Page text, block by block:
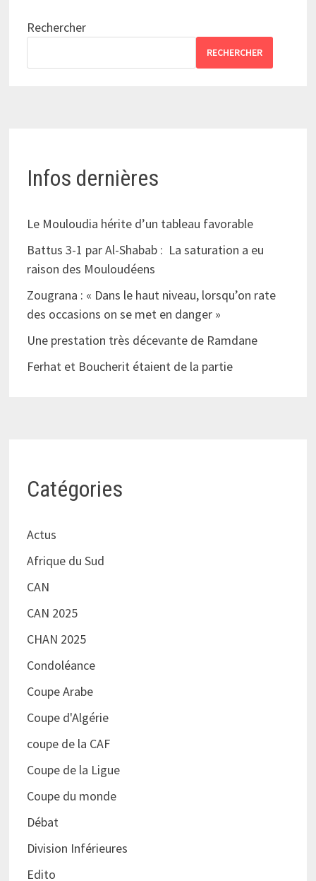
Rechercher
RECHERCHER
Infos dernières
Le Mouloudia hérite d’un tableau favorable
Battus 3-1 par Al-Shabab : La saturation a eu
raison des Mouloudéens
Zougrana : « Dans le haut niveau, lorsqu’on rate
des occasions on se met en danger »
Une prestation très décevante de Ramdane
Ferhat et Boucherit étaient de la partie
Catégories
Actus
Afrique du Sud
CAN
CAN 2025
CHAN 2025
Condoléance
Coupe Arabe
Coupe d'Algérie
coupe de la CAF
Coupe de la Ligue
Coupe du monde
Débat
Division Inférieures
Edito